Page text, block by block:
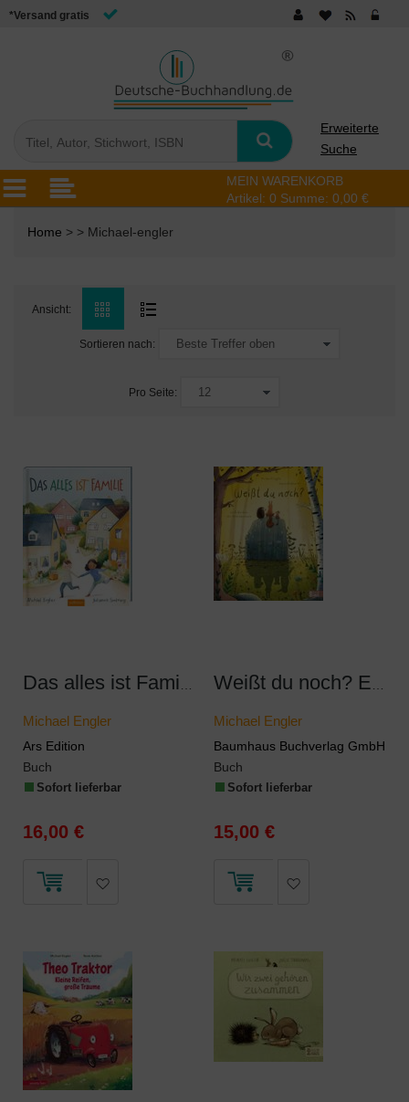
*Versand gratis
Erweiterte
Suche
MEIN WARENKORB
Artikel: 0 Summe: 0,00 €
Home > > Michael-engler
Ansicht:
Sortieren nach:
Pro Seite:
Michael Engler
Ars Edition
Buch
Sofort lieferbar
16,00 €
Michael Engler
Baumhaus Buchverlag GmbH
Buch
Sofort lieferbar
15,00 €